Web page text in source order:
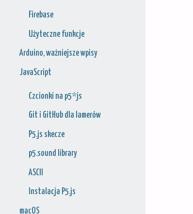
Firebase
Użyteczne funkcje
Arduino, ważniejsze wpisy
JavaScript
Czcionki na p5*js
Git i GitHub dla lamerów
P5.js skecze
p5.sound library
ASCII
Instalacja P5.js
macOS